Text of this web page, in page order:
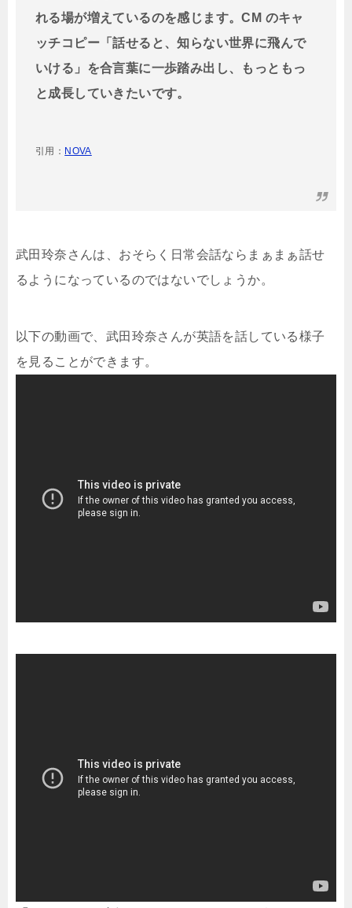
れる場が増えているのを感じます。CM のキャ
ッチコピー「話せると、知らない世界に飛んで
いける」を合言葉に一歩踏み出し、もっともっ
と成長していきたいです。
引用： NOVA
武田玲奈さんは、おそらく日常会話ならまぁまぁ話せ
るようになっているのではないでしょうか。
以下の動画で、武田玲奈さんが英語を話している様子
を見ることができます。